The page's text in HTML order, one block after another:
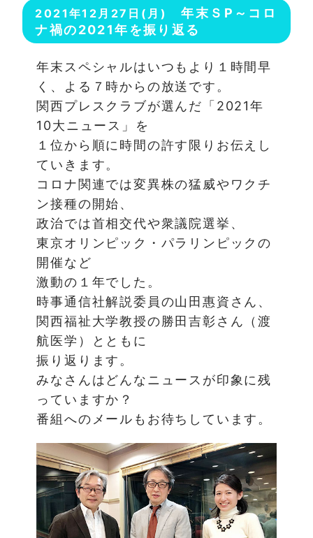
2021年12月27日(月)
年末ＳP～コロ
ナ禍の2021年を振り返る
年末スペシャルはいつもより１時間早
く、よる７時からの放送です。
関西プレスクラブが選んだ「2021年
10大ニュース」を
１位から順に時間の許す限りお伝えし
ていきます。
コロナ関連では変異株の猛威やワクチ
ン接種の開始、
政治では首相交代や衆議院選挙、
東京オリンピック・パラリンピックの
開催など
激動の１年でした。
時事通信社解説委員の山田惠資さん、
関西福祉大学教授の勝田吉彰さん（渡
航医学）とともに
振り返ります。
みなさんはどんなニュースが印象に残
っていますか？
番組へのメールもお待ちしています。